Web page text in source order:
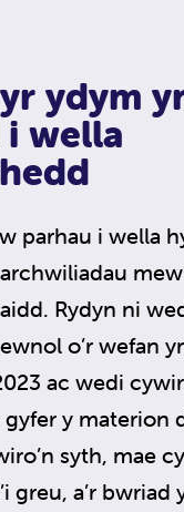
ydym
wella
parhau i wella
Rydyn ni
o’r wefan
ac wedi
gyfer y materion
syth, mae
greu, a’r bwriad